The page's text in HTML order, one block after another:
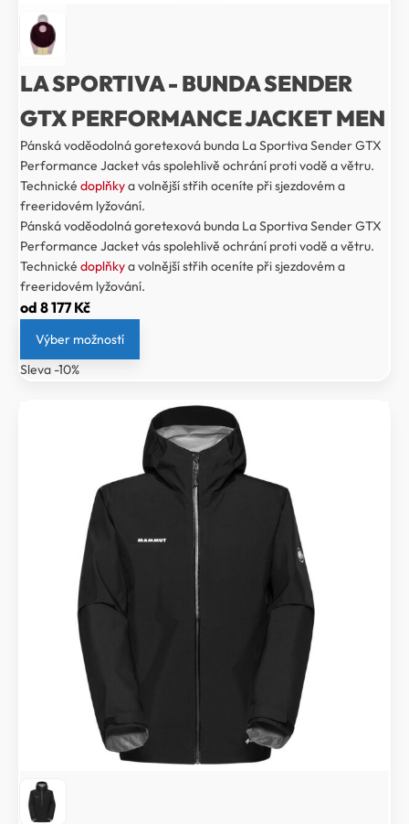
LA SPORTIVA - BUNDA SENDER
GTX PERFORMANCE JACKET MEN
Pánská voděodolná goretexová bunda La Sportiva Sender GTX
Performance Jacket vás spolehlivě ochrání proti vodě a větru.
Technické doplňkya volnější střih oceníte při sjezdovém a
freeridovém lyžování.
Pánská voděodolná goretexová bunda La Sportiva Sender GTX
Performance Jacket vás spolehlivě ochrání proti vodě a větru.
Technické doplňkya volnější střih oceníte při sjezdovém a
freeridovém lyžování.
od 8 177Kč
Výber možností
Sleva -10%